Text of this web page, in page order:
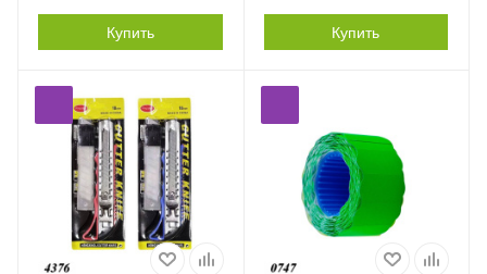
Купить Купить